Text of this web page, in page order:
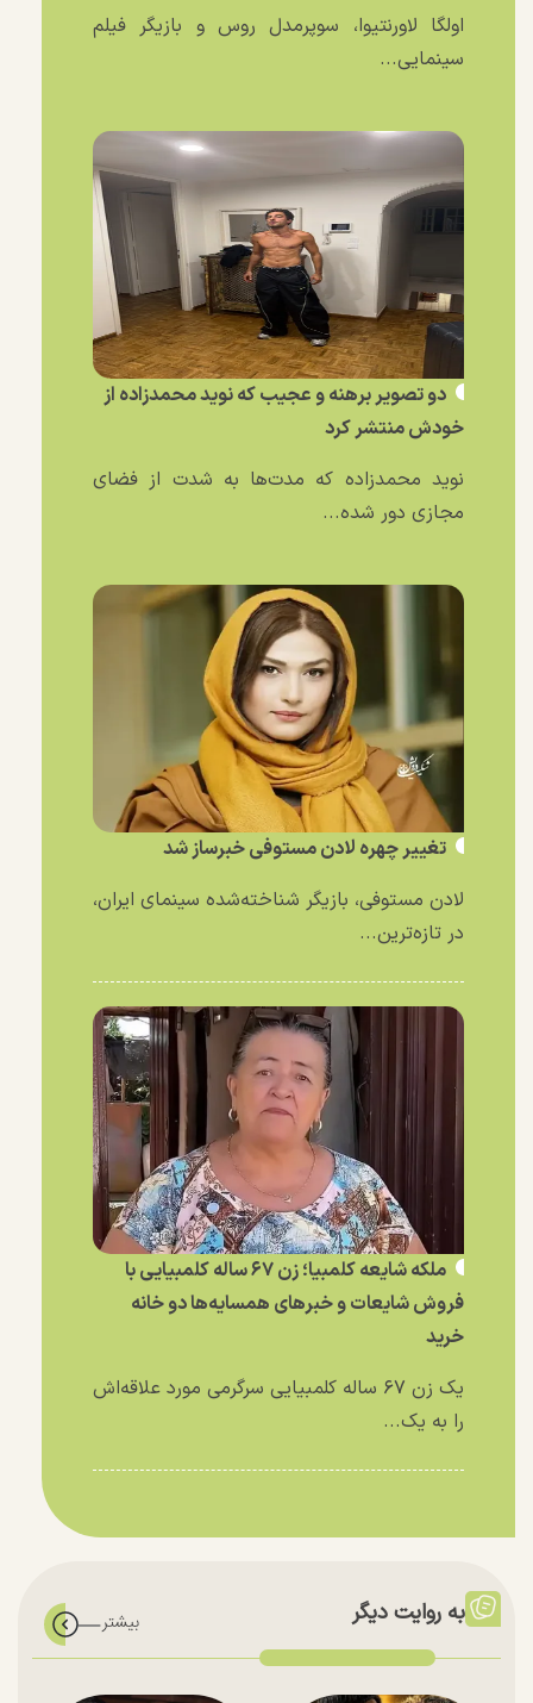
اولگا لاورنتیوا، سوپرمدل روس و بازیگر فیلم
سینمایی...
دو تصویر برهنه و عجیب که نوید محمدزاده از
خودش منتشر کرد
نوید محمدزاده که مدت‌ها به شدت از فضای
مجازی دور شده...
تغییر چهره لادن مستوفی خبرساز شد
لادن مستوفی، بازیگر شناخته‌شده سینمای ایران،
در تازه‌ترین...
ملکه شایعه کلمبیا؛ زن ۶۷ ساله کلمبیایی با
فروش شایعات و خبر‌های همسایه‌ها دو خانه
خرید
یک زن ۶۷ ساله کلمبیایی سرگرمی مورد علاقه‌اش
را به یک...
به روایت دیگر